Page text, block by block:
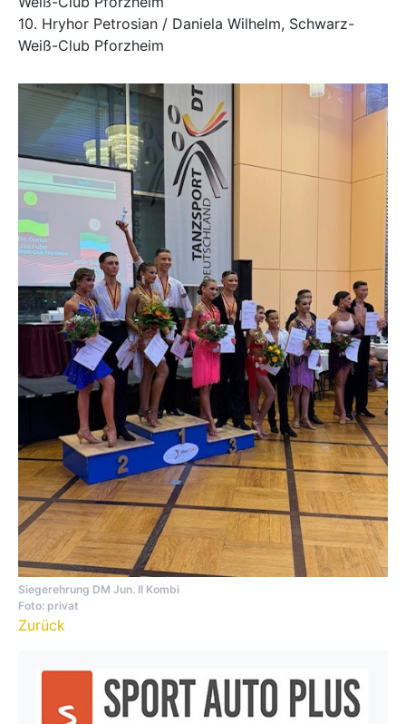
10. Hryhor Petrosian / Daniela Wilhelm, Schwarz-
Weiß-Club Pforzheim
Siegerehrung DM Jun. II Kombi
Foto: privat
Zurück